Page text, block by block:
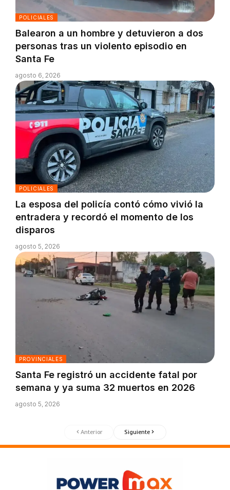
POLICIALES
Balearon a un hombre y detuvieron a dos
personas tras un violento episodio en
Santa Fe
agosto 6, 2026
POLICIALES
La esposa del policía contó cómo vivió la
entradera y recordó el momento de los
disparos
agosto 5, 2026
PROVINCIALES
Santa Fe registró un accidente fatal por
semana y ya suma 32 muertos en 2026
agosto 5, 2026
Anterior Siguiente